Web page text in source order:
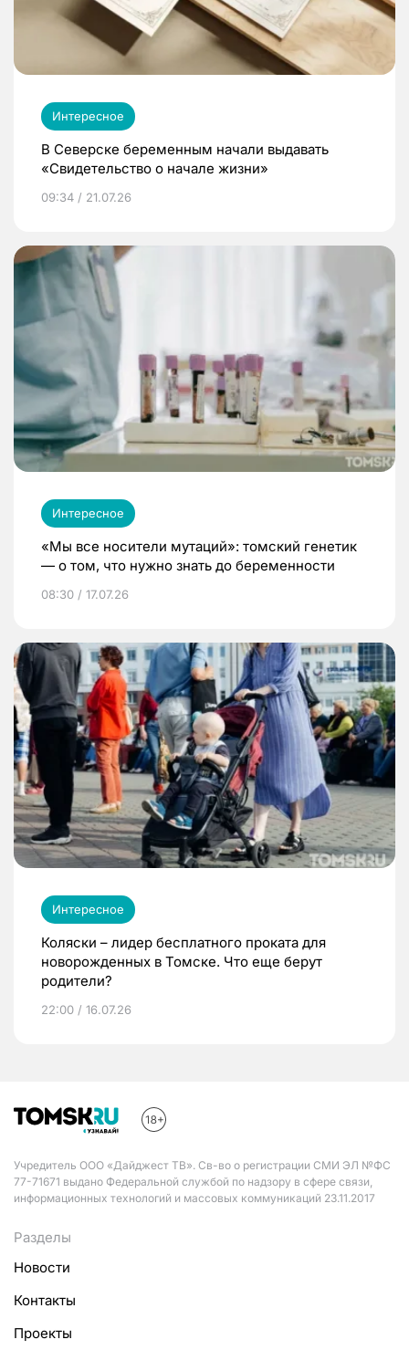
Интересное
В Северске беременным начали выдавать
«Свидетельство о начале жизни»
09:34 / 21.07.26
Интересное
«Мы все носители мутаций»: томский генетик
— о том, что нужно знать до беременности
08:30 / 17.07.26
Интересное
Коляски – лидер бесплатного проката для
новорожденных в Томске. Что еще берут
родители?
22:00 / 16.07.26
Учредитель ООО «Дайджест ТВ». Св-во о регистрации СМИ ЭЛ №ФС
77-71671 выдано Федеральной службой по надзору в сфере связи,
информационных технологий и массовых коммуникаций 23.11.2017
Разделы
Новости
Контакты
Проекты